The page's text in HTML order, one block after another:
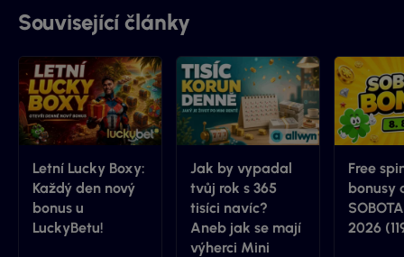
rady. Specializuji se na loterie, hazardní daně, zákony a
všeobecné informace z tohoto světa. Můžete mě
kontaktovat naondra@vyhraj.cznebo na sociálních
sítích.
Související články
Letní Lucky Boxy:
Každý den nový
bonus u
LuckyBetu!
Jak by vypadal
tvůj rok s 365
tisíci navíc?
Aneb jak se mají
výherci Mini
Free
bonusy
2026